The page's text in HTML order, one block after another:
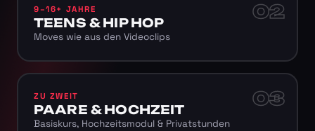
02
9–16+ JAHRE
TEENS & HIP HOP
Moves wie aus den Videoclips
03
ZU ZWEIT
PAARE & HOCHZEIT
Basiskurs, Hochzeitsmodul & Privatstunden